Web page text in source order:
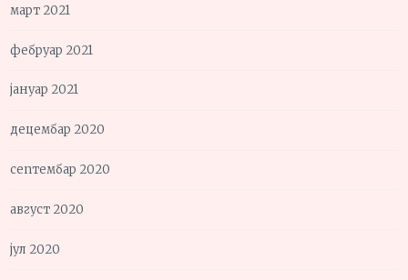
март 2021
фебруар 2021
јануар 2021
децембар 2020
септембар 2020
август 2020
јул 2020